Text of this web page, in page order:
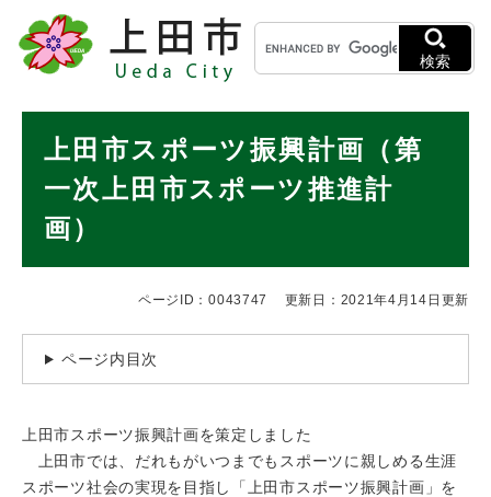
メニューを飛ばして本文へ
キ
ー
ワ
検
検索
上田市スポーツ振興計画（第
一次上田市スポーツ推進計
画）
ページID：0043747 更新日：2021年4月14日更新
ページ内目次
上田市スポーツ振興計画を策定しました
上田市では、だれもがいつまでもスポーツに親しめる生涯
スポーツ社会の実現を目指し「上田市スポーツ振興計画」を